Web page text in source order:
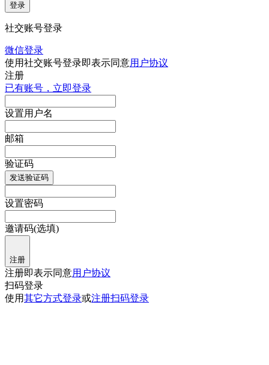
登录
社交账号登录
微信登录
使用社交账号登录即表示同意用户协议
注册
已有账号，立即登录
设置用户名
邮箱
验证码
发送验证码
设置密码
邀请码(选填)
注册
注册即表示同意用户协议
扫码登录
使用其它方式登录或注册扫码登录